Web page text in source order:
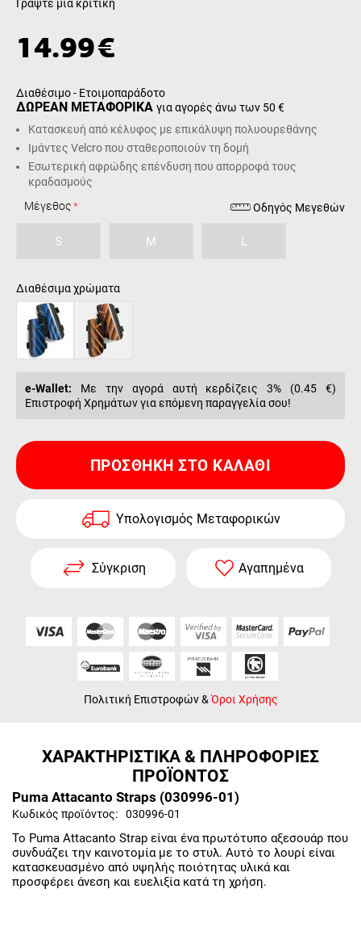
Γράψτε μια κριτική
14.99€
Διαθέσιμο - Ετοιμοπαράδοτο
ΔΩΡΕΑΝ ΜΕΤΑΦΟΡΙΚΑ για αγορές άνω των 50 €
Κατασκευή από κέλυφος με επικάλυψη πολυουρεθάνης
Ιμάντες Velcro που σταθεροποιούν τη δομή
Εσωτερική αφρώδης επένδυση που απορροφά τους
κραδασμούς
Οδηγός Μεγεθών
Μέγεθος
S M L
Διαθέσιμα χρώματα
e-Wallet: Με την αγορά αυτή κερδίζεις 3% (0.45 €)
Επιστροφή Χρημάτων για επόμενη παραγγελία σου!
ΠΡΟΣΘΉΚΗ ΣΤΟ ΚΑΛΆΘΙ
Υπολογισμός Μεταφορικών
Σύγκριση Αγαπημένα
Πολιτική Επιστροφών& Όροι Χρήσης
ΧΑΡΑΚΤΗΡΙΣΤΙΚΑ & ΠΛΗΡΟΦΟΡΙΕΣ
ΠΡΟΪΟΝΤΟΣ
Puma Attacanto Straps (030996-01)
Κωδικός προϊόντος: 030996-01
Το Puma Attacanto Strap είναι ένα πρωτότυπο αξεσουάρ που
συνδυάζει την καινοτομία με το στυλ. Αυτό το λουρί είναι
κατασκευασμένο από υψηλής ποιότητας υλικά και
προσφέρει άνεση και ευελιξία κατά τη χρήση.